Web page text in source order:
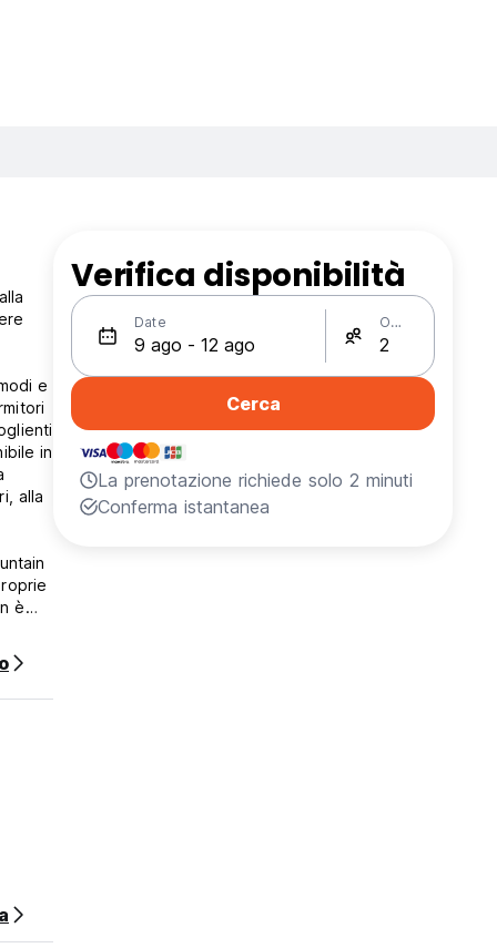
e
in
alla
è
se
Verifica disponibilità
Date Ospiti
Cerca
La prenotazione richiede solo 2 minuti
Conferma istantanea